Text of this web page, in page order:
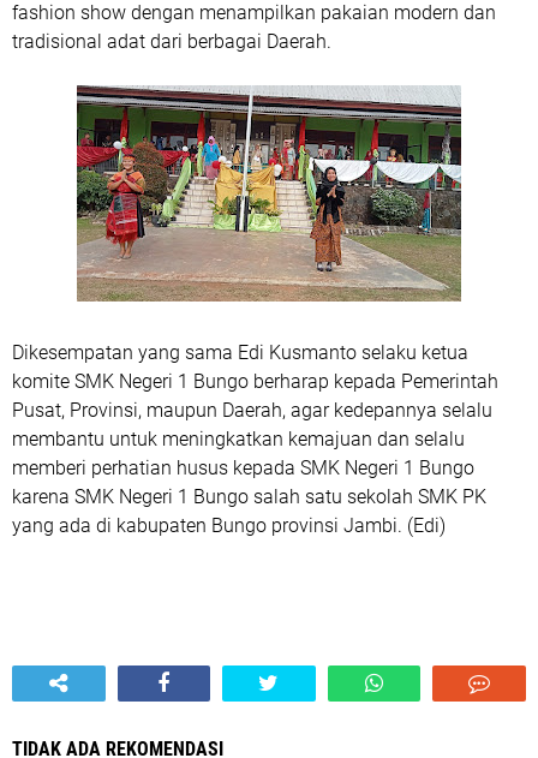
fashion show dengan menampilkan pakaian modern dan
tradisional adat dari berbagai Daerah.
Dikesempatan yang sama Edi Kusmanto selaku ketua
komite SMK Negeri 1 Bungo berharap kepada Pemerintah
Pusat, Provinsi, maupun Daerah, agar kedepannya selalu
membantu untuk meningkatkan kemajuan dan selalu
memberi perhatian husus kepada SMK Negeri 1 Bungo
karena SMK Negeri 1 Bungo salah satu sekolah SMK PK
yang ada di kabupaten Bungo provinsi Jambi. (Edi)
TIDAK ADA REKOMENDASI